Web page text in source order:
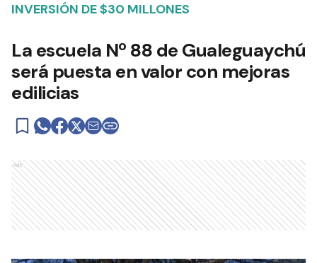
INVERSIÓN DE $30 MILLONES
La escuela Nº 88 de Gualeguaychú
será puesta en valor con mejoras
edilicias
Ads